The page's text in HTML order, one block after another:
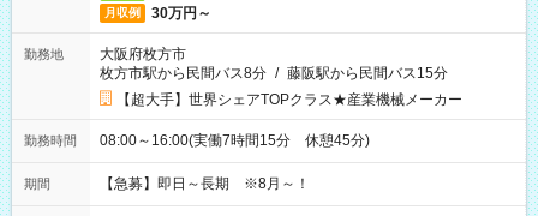
月収例 30万円～
勤務地
大阪府枚方市
枚方市駅から民間バス8分 / 藤阪駅から民間バス15分
【超大手】世界シェアTOPクラス★産業機械メーカー
勤務時間 08:00～16:00(実働7時間15分 休憩45分)
期間 【急募】即日～長期 ※8月～！